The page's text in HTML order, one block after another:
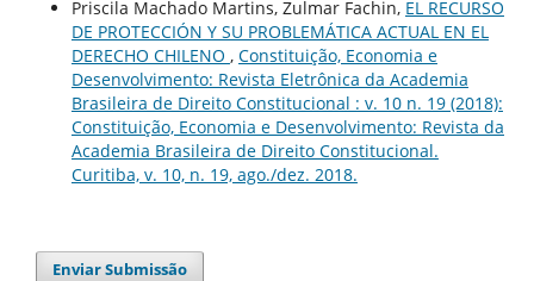
Priscila Machado Martins, Zulmar Fachin, EL RECURSO
DE PROTECCIÓN Y SU PROBLEMÁTICA ACTUAL EN EL
DERECHO CHILENO , Constituição, Economia e
Desenvolvimento: Revista Eletrônica da Academia
Brasileira de Direito Constitucional : v. 10 n. 19 (2018):
Constituição, Economia e Desenvolvimento: Revista da
Academia Brasileira de Direito Constitucional.
Curitiba, v. 10, n. 19, ago./dez. 2018.
Enviar Submissão